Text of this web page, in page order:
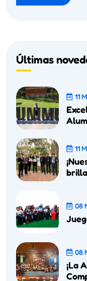
Últimas
11
11
08
08
¡La